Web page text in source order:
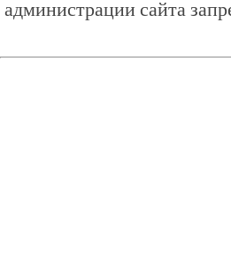
администрации сайта